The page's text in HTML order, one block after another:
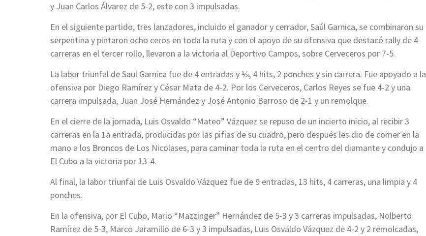
y Juan Carlos Álvarez de 5-2, este con 3 impulsadas.
En el siguiente partido, tres lanzadores, incluido el ganador y cerrador, Saúl Garnica, se combinaron su
serpentina y pintaron ocho ceros en toda la ruta y con el apoyo de su ofensiva que destacó rally de 4
carreras en el tercer rollo, llevaron a la victoria al Deportivo Campos, sobre Cerveceros por 7-5.
La labor triunfal de Saul Garnica fue de 4 entradas y ⅓, 4 hits, 2 ponches y sin carrera. Fue apoyado a la
ofensiva por Diego Ramírez y César Mata de 4-2. Por los Cerveceros, Carlos Reyes se fue 4-2 y una
carrera impulsada, Juan José Hernández y José Antonio Barroso de 2-1 y un remolque.
En el cierre de la jornada, Luis Osvaldo “Mateo” Vázquez se repuso de un incierto inicio, al recibir 3
carreras en la 1a entrada, producidas por las pifias de su cuadro, pero después les dio de comer en la
mano a los Broncos de Los Nicolases, para caminar toda la ruta en el centro del diamante y condujo a
El Cubo a la victoria por 13-4.
Al final, la labor triunfal de Luis Osvaldo Vázquez fue de 9 entradas, 13 hits, 4 carreras, una limpia y 4
ponches.
En la ofensiva, por El Cubo, Mario “Mazzinger” Hernández de 5-3 y 3 carreras impulsadas, Nolberto
Ramírez de 5-3, Marco Jaramillo de 6-3 y 3 impulsadas, Luis Osvaldo Vázquez de 4-2 y 2 remolcadas,